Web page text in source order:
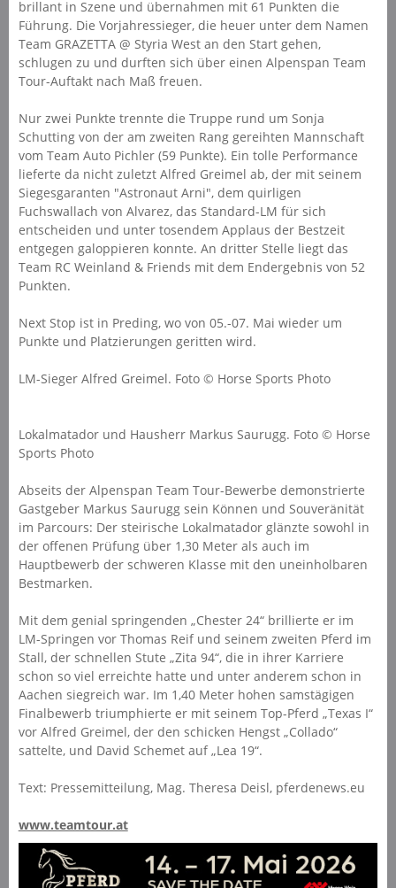
brillant in Szene und übernahmen mit 61 Punkten die
Führung. Die Vorjahressieger, die heuer unter dem Namen
Team GRAZETTA @ Styria West an den Start gehen,
schlugen zu und durften sich über einen Alpenspan Team
Tour-Auftakt nach Maß freuen.
Nur zwei Punkte trennte die Truppe rund um Sonja
Schutting von der am zweiten Rang gereihten Mannschaft
vom Team Auto Pichler (59 Punkte). Ein tolle Performance
lieferte da nicht zuletzt Alfred Greimel ab, der mit seinem
Siegesgaranten "Astronaut Arni", dem quirligen
Fuchswallach von Alvarez, das Standard-LM für sich
entscheiden und unter tosendem Applaus der Bestzeit
entgegen galoppieren konnte. An dritter Stelle liegt das
Team RC Weinland & Friends mit dem Endergebnis von 52
Punkten.
Next Stop ist in Preding, wo von 05.-07. Mai wieder um
Punkte und Platzierungen geritten wird.
LM-Sieger Alfred Greimel. Foto © Horse Sports Photo
Lokalmatador und Hausherr Markus Saurugg. Foto © Horse
Sports Photo
Abseits der Alpenspan Team Tour-Bewerbe demonstrierte
Gastgeber Markus Saurugg sein Können und Souveränität
im Parcours: Der steirische Lokalmatador glänzte sowohl in
der offenen Prüfung über 1,30 Meter als auch im
Hauptbewerb der schweren Klasse mit den uneinholbaren
Bestmarken.
Mit dem genial springenden „Chester 24“ brillierte er im
LM-Springen vor Thomas Reif und seinem zweiten Pferd im
Stall, der schnellen Stute „Zita 94“, die in ihrer Karriere
schon so viel erreichte hatte und unter anderem schon in
Aachen siegreich war. Im 1,40 Meter hohen samstägigen
Finalbewerb triumphierte er mit seinem Top-Pferd „Texas I“
vor Alfred Greimel, der den schicken Hengst „Collado“
sattelte, und David Schemet auf „Lea 19“.
Text: Pressemitteilung, Mag. Theresa Deisl, pferdenews.eu
www.teamtour.at